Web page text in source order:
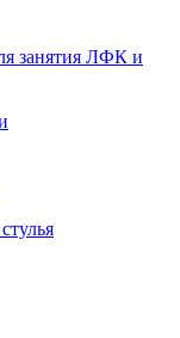
занятия ЛФК и